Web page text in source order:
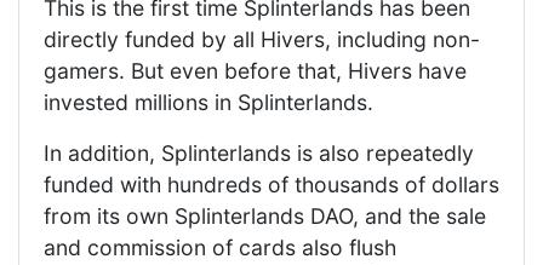
This is the first time Splinterlands has been
directly funded by all Hivers, including non-
gamers. But even before that, Hivers have
invested millions in Splinterlands.
In addition, Splinterlands is also repeatedly
funded with hundreds of thousands of dollars
from its own Splinterlands DAO, and the sale
and commission of cards also flush